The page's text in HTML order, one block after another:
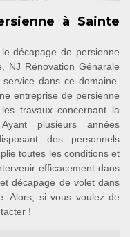
à Sainte
décapage de persienne
NJ Rénovation Génarale
dans ce domaine.
entreprise de persienne
travaux concernant la
plusieurs années
des personnels
toutes les conditions et
efficacement dans
décapage de volet dans
Alors, si vous voulez de
!